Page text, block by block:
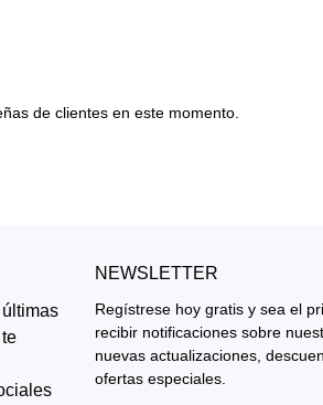
de clientes en este momento.
NEWSLETTER
Regístrese hoy gratis y sea el
recibir notificaciones sobre
nuevas actualizaciones,
ofertas especiales.